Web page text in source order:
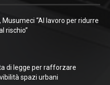
Musumeci “Al lavoro per ridurre
rischio”
di legge per rafforzare
spazi urbani